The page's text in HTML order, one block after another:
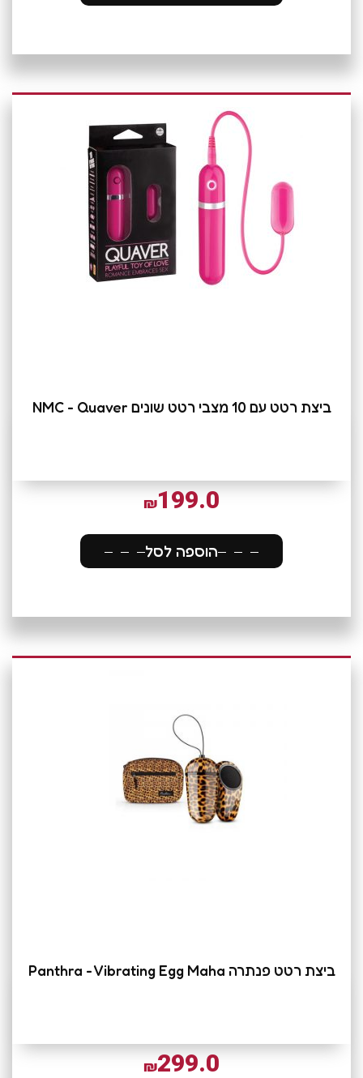
ביצת רטט עם 10 מצבי רטט שונים NMC - Quaver
₪199.0
הוספה לסל
ביצת רטט פנתרה Panthra - Vibrating Egg Maha
₪299.0